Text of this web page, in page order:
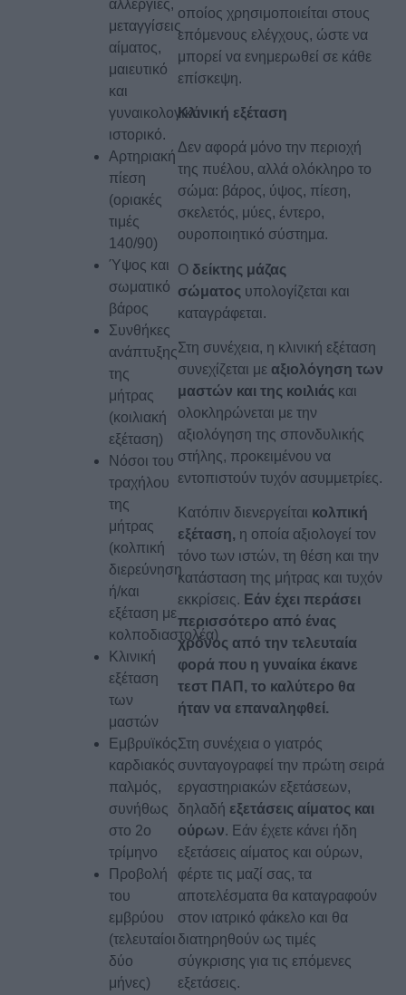
αλλεργίες,
μεταγγίσεις
αίματος,
μαιευτικό
και
γυναικολογικό
ιστορικό.
Αρτηριακή
πίεση
(οριακές
τιμές
140/90)
Ύψος και
σωματικό
βάρος
Συνθήκες
ανάπτυξης
της
μήτρας
(κοιλιακή
εξέταση)
Νόσοι του
τραχήλου
της
μήτρας
(κολπική
διερεύνηση
ή/και
εξέταση με
κολποδιαστολέα)
Κλινική
εξέταση
των
μαστών
Εμβρυϊκός
καρδιακός
παλμός,
συνήθως
στο 2ο
τρίμηνο
Προβολή
του
εμβρύου
(τελευταίοι
δύο
μήνες)
οποίος χρησιμοποιείται στους
επόμενους ελέγχους, ώστε να
μπορεί να ενημερωθεί σε κάθε
επίσκεψη.
Κλινική εξέταση
Δεν αφορά μόνο την περιοχή
της πυέλου, αλλά ολόκληρο το
σώμα: βάρος, ύψος, πίεση,
σκελετός, μύες, έντερο,
ουροποιητικό σύστημα.
Ο δείκτης μάζας
σώματος υπολογίζεται και
καταγράφεται.
Στη συνέχεια, η κλινική εξέταση
συνεχίζεται με αξιολόγηση των
μαστών και της κοιλιάς και
ολοκληρώνεται με την
αξιολόγηση της σπονδυλικής
στήλης, προκειμένου να
εντοπιστούν τυχόν ασυμμετρίες.
Κατόπιν διενεργείται κολπική
εξέταση, η οποία αξιολογεί τον
τόνο των ιστών, τη θέση και την
κατάσταση της μήτρας και τυχόν
εκκρίσεις. Εάν έχει περάσει
περισσότερο από ένας
χρόνος από την τελευταία
φορά που η γυναίκα έκανε
τεστ ΠΑΠ, το καλύτερο θα
ήταν να επαναληφθεί.
Στη συνέχεια ο γιατρός
συνταγογραφεί την πρώτη σειρά
εργαστηριακών εξετάσεων,
δηλαδή εξετάσεις αίματος και
ούρων. Εάν έχετε κάνει ήδη
εξετάσεις αίματος και ούρων,
φέρτε τις μαζί σας, τα
αποτελέσματα θα καταγραφούν
στον ιατρικό φάκελο και θα
διατηρηθούν ως τιμές
σύγκρισης για τις επόμενες
εξετάσεις.